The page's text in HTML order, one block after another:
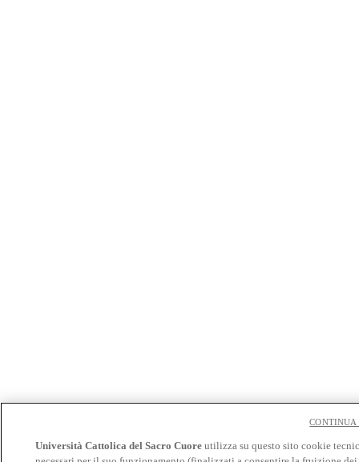
Università Cattolica del Sacro Cuore utilizza su questo sito cookie
CONTINUA